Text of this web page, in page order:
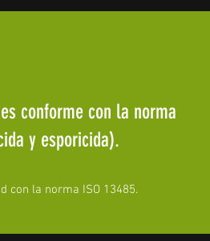
conforme con la norma
y esporicida).
con la norma ISO 13485.